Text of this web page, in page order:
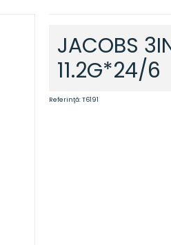
JACOBS
11.2G*24/6
Referinţă:T6191